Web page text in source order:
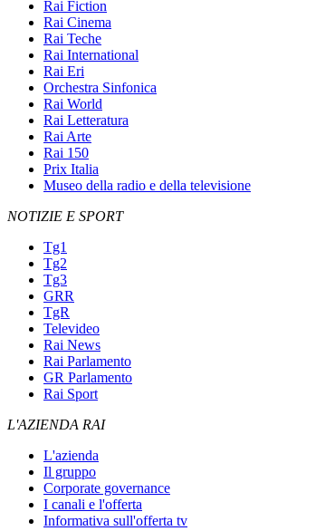
Rai Fiction
Rai Cinema
Rai Teche
Rai International
Rai Eri
Orchestra Sinfonica
Rai World
Rai Letteratura
Rai Arte
Rai 150
Prix Italia
Museo della radio e della televisione
NOTIZIE E SPORT
Tg1
Tg2
Tg3
GRR
TgR
Televideo
Rai News
Rai Parlamento
GR Parlamento
Rai Sport
L'AZIENDA RAI
L'azienda
Il gruppo
Corporate governance
I canali e l'offerta
Informativa sull'offerta tv